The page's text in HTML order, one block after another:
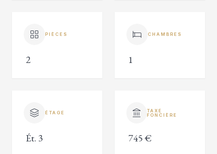
PIÈCES
2
CHAMBRES
1
ÉTAGE
Ét. 3
TAXE
FONCIÈRE
745 €